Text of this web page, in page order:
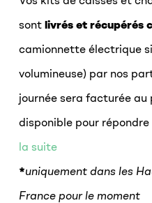
sont livrés et récupérés
camionnette électrique
volumineuse) par nos
journée sera facturée
disponible pour
la suite
*uniquement dans les
France pour le moment